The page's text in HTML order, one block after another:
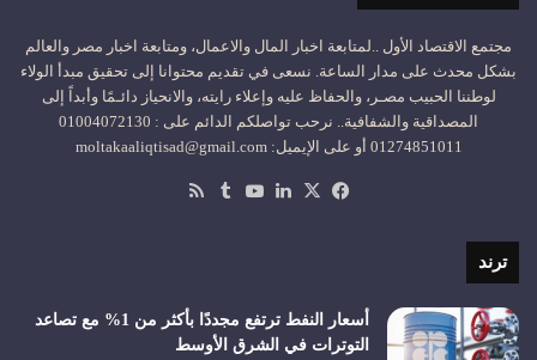
مجتمع الاقتصاد الأول ..لمتابعة اخبار المال والاعمال، ومتابعة اخبار مصر والعالم
بشكل محدث على مدار الساعة. نسعى في تقديم محتوانا إلى تحقيق مبدأ الولاء
لوطننا الحبيب مصـر، والحفاظ عليه وإعلاء رايته، والانحياز دائـمًا وأبداً إلى
المصداقية والشفافية.. نرحب تواصلكم الدائم على : 01004072130
01274851011 أو على الإيميل: moltakaaliqtisad@gmail.com
فيسبوك
‫X لينكدإن‫YouTube
ترند
أسعار النفط ترتفع مجددًا بأكثر من 1% مع تصاعد
التوترات في الشرق الأوسط